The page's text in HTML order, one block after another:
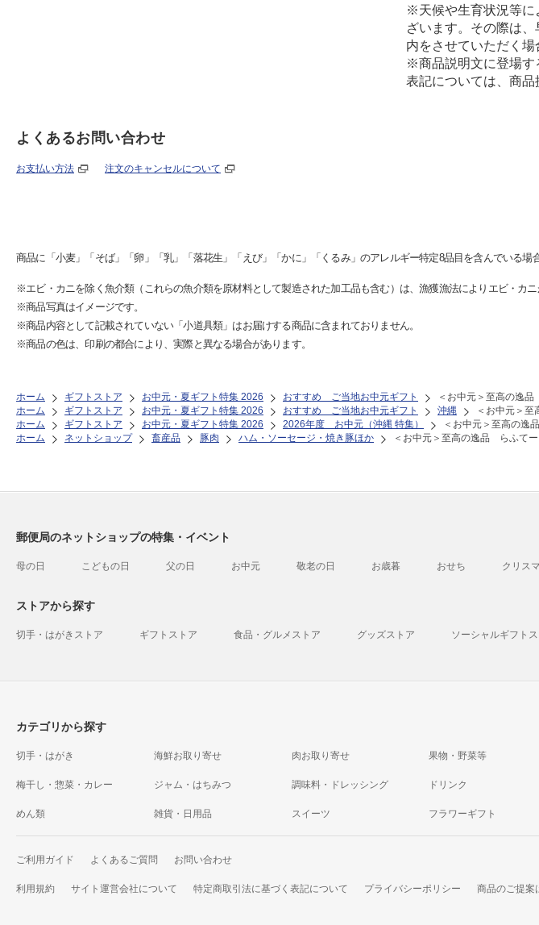
※天候や生育状況等に
ざいます。その際は
内をさせていただく場
※商品説明文に登場す
表記については、商品
よくあるお問い合わせ
お支払い方法 注文のキャンセルについて
商品に「小麦」「そば」「卵」「乳」「落花生」「えび」「かに」「くるみ」のアレルギー特定8品目を含んでいる場
※エビ・カニを除く魚介類（これらの魚介類を原材料として製造された加工品も含む）は、漁獲漁法によりエビ・カ
※商品写真はイメージです。
※商品内容として記載されていない「小道具類」はお届けする商品に含まれておりません。
※商品の色は、印刷の都合により、実際と異なる場合があります。
ホーム ギフトストア お中元・夏ギフト特集 2026 おすすめ ご当地お中元ギフト
＜お中元＞至高の逸
ホーム
ギフトストア お中元・夏ギフト特集 2026 おすすめ ご当地お中元ギフト 沖縄
＜お中元＞
ホーム
ギフトストア お中元・夏ギフト特集 2026 2026年度 お中元（沖縄 特集）
＜お中元＞至高の逸
ホーム
ネットショップ 畜産品 豚肉 ハム・ソーセージ・焼き豚ほか ＜お中元＞至高の逸品 らふてー
郵便局のネットショップの特集・イベント
母の日 こどもの日 父の日 お中元 敬老の日 お歳暮 おせち クリス
ストアから探す
切手・はがきストア ギフトストア 食品・グルメストア グッズストア ソーシャルギフト
カテゴリから探す
切手・はがき 海鮮お取り寄せ 肉お取り寄せ 果物・野菜等
梅干し・惣菜・カレー ジャム・はちみつ 調味料・ドレッシング ドリンク
めん類 雑貨・日用品 スイーツ フラワーギフト
ご利用ガイド よくあるご質問 お問い合わせ
利用規約 サイト運営会社について 特定商取引法に基づく表記について プライバシーポリシー 商品のご提案